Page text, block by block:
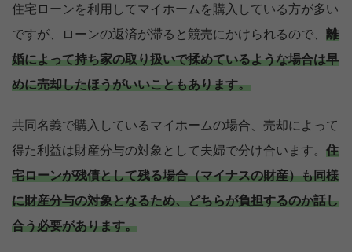
住宅ローンを利用してマイホームを購入している方が多い
ですが、ローンの返済が滞ると競売にかけられるので、 離
婚によって持ち家の取り扱いで揉めているような場合は早
めに売却したほうがいいこともあります。
共同名義で購入しているマイホームの場合、売却によって
得た利益は財産分与の対象として夫婦で分け合います。 住
宅ローンが残債として残る場合（マイナスの財産）も同様
に財産分与の対象となるため、どちらが負担するのか話し
合う必要があります。
家族に知られず価格が分かる